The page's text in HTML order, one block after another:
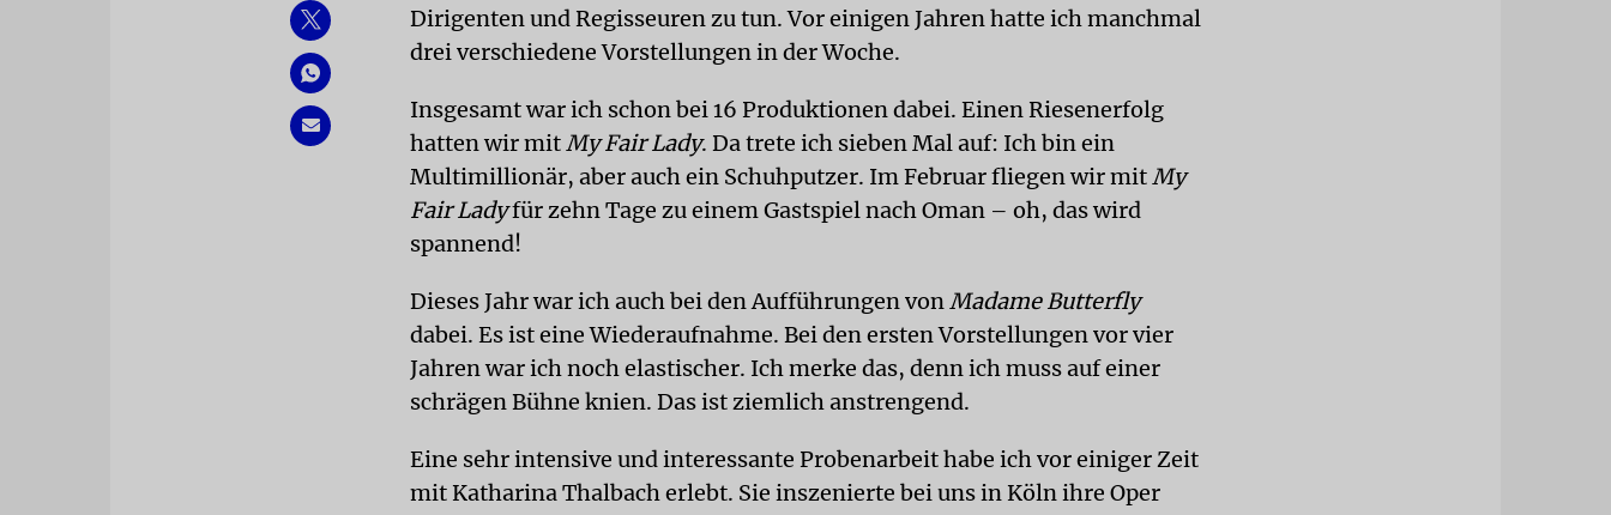
Dirigenten und Regisseuren zu tun. Vor einigen Jahren hatte ich manchmal
drei verschiedene Vorstellungen in der Woche.
Insgesamt war ich schon bei 16 Produktionen dabei. Einen Riesenerfolg
hatten wir mit My Fair Lady. Da trete ich sieben Mal auf: Ich bin ein
Multimillionär, aber auch ein Schuhputzer. Im Februar fliegen wir mit My
Fair Ladyfür zehn Tage zu einem Gastspiel nach Oman – oh, das wird
spannend!
Dieses Jahr war ich auch bei den Aufführungen von Madame Butterfly
dabei. Es ist eine Wiederaufnahme. Bei den ersten Vorstellungen vor vier
Jahren war ich noch elastischer. Ich merke das, denn ich muss auf einer
schrägen Bühne knien. Das ist ziemlich anstrengend.
Eine sehr intensive und interessante Probenarbeit habe ich vor einiger Zeit
mit Katharina Thalbach erlebt. Sie inszenierte bei uns in Köln ihre Oper